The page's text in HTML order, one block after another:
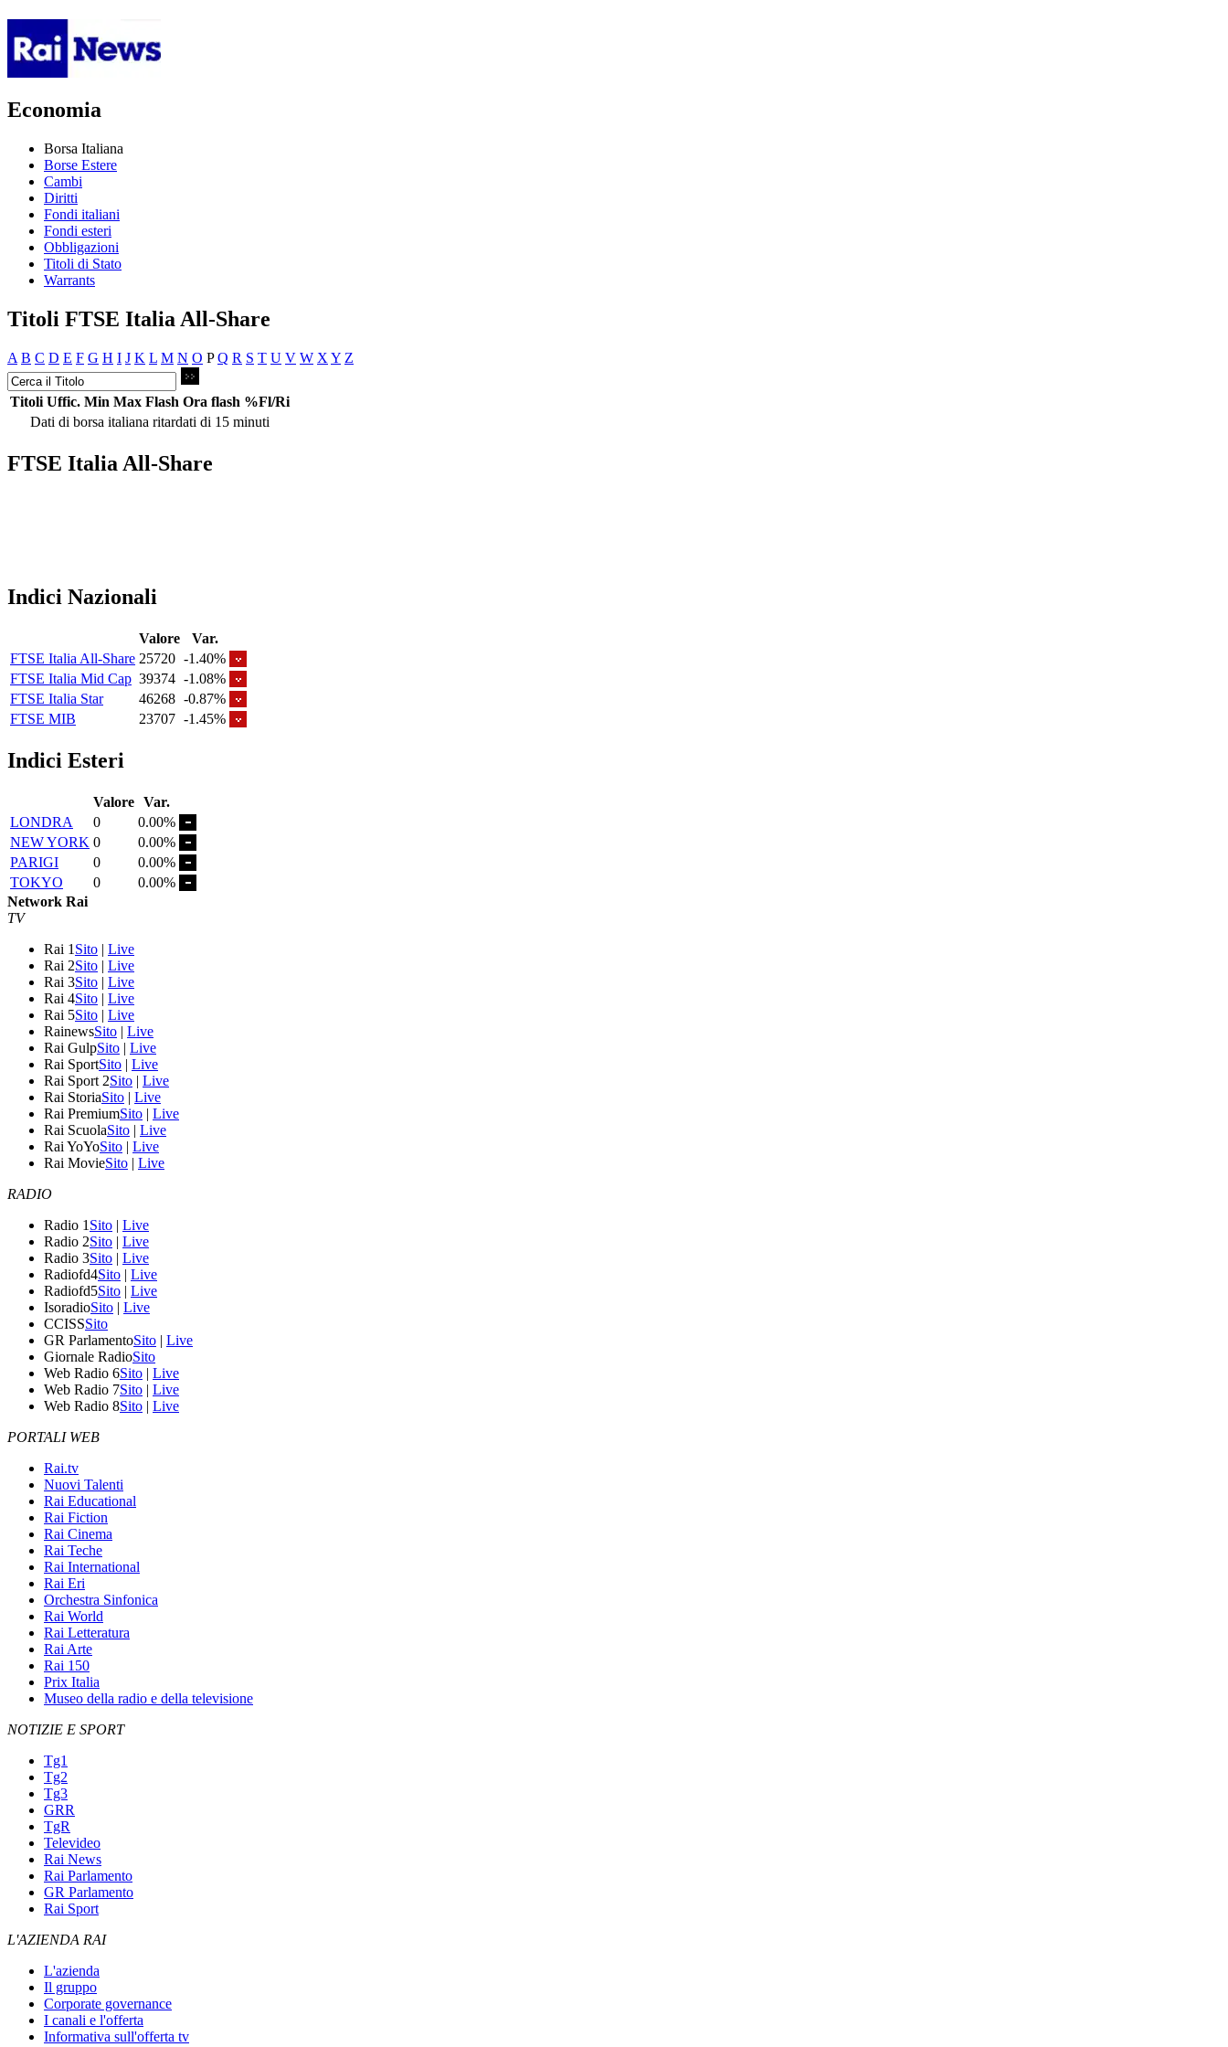
Economia
Borsa Italiana
Borse Estere
Cambi
Diritti
Fondi italiani
Fondi esteri
Obbligazioni
Titoli di Stato
Warrants
Titoli FTSE Italia All-Share
A B C D E F G H I J K L M N O PQ R S T U V W X Y Z
Titoli Uffic. Min Max Flash Ora flash %Fl/Ri
Dati di borsa italiana ritardati di 15 minuti
FTSE Italia All-Share
Indici Nazionali
Valore
Var.
FTSE Italia All-Share 25720 -1.40%
FTSE Italia Mid Cap 39374 -1.08%
FTSE Italia Star
46268 -0.87%
FTSE MIB
23707 -1.45%
Indici Esteri
Valore Var.
LONDRA
0
0.00%
NEW YORK 0
0.00%
PARIGI
0
0.00%
TOKYO
0
0.00%
Network Rai
TV
Rai 1 Sito | Live
Rai 2Sito | Live
Rai 3Sito | Live
Rai 4Sito | Live
Rai 5Sito | Live
RainewsSito | Live
Rai GulpSito | Live
Rai SportSito | Live
Rai Sport 2Sito | Live
Rai StoriaSito | Live
Rai PremiumSito | Live
Rai ScuolaSito | Live
Rai YoYoSito | Live
Rai MovieSito | Live
RADIO
Radio 1 Sito | Live
Radio 2Sito | Live
Radio 3Sito | Live
Radiofd4Sito | Live
Radiofd5Sito | Live
IsoradioSito | Live
CCISSSito
GR ParlamentoSito | Live
Giornale RadioSito
Web Radio 6Sito | Live
Web Radio 7Sito | Live
Web Radio 8Sito | Live
PORTALI WEB
Rai.tv
Nuovi Talenti
Rai Educational
Rai Fiction
Rai Cinema
Rai Teche
Rai International
Rai Eri
Orchestra Sinfonica
Rai World
Rai Letteratura
Rai Arte
Rai 150
Prix Italia
Museo della radio e della televisione
NOTIZIE E SPORT
Tg1
Tg2
Tg3
GRR
TgR
Televideo
Rai News
Rai Parlamento
GR Parlamento
Rai Sport
L'AZIENDA RAI
L'azienda
Il gruppo
Corporate governance
I canali e l'offerta
Informativa sull'offerta tv